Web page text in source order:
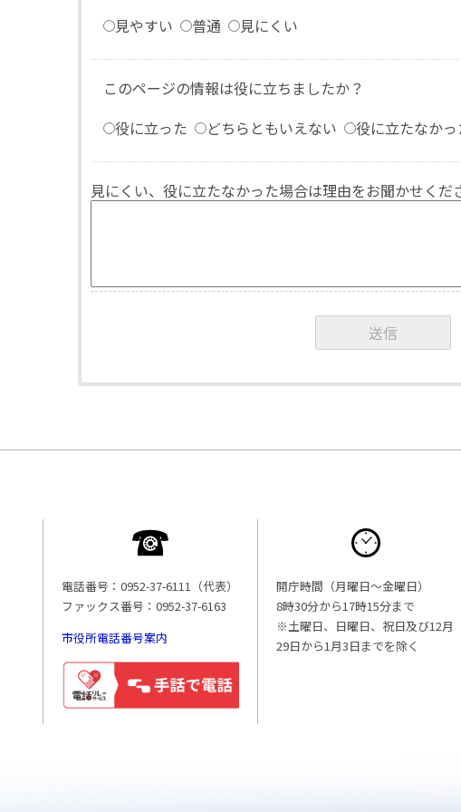
見やすい
普通 見にくい
このページの情報は役に立ちましたか？
役に立った
どちらともいえない 役に立たなかっ
見にくい、役に立たなかった場合は理由をお聞かせくだ
電話番号：0952-37-6111（代表）
ファックス番号：0952-37-6163
市役所電話番号案内
開庁時間（月曜日〜金曜日）
8時30分から17時15分まで
※土曜日、日曜日、祝日及び12月
29日から1月3日までを除く